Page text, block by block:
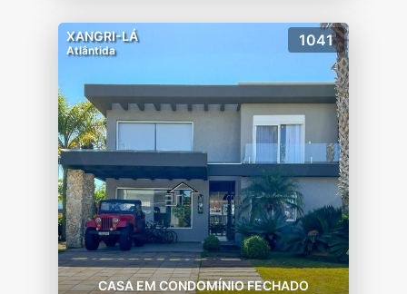
XANGRI-LÁ
Atlântida
1041
CASA EM CONDOMÍNIO FECHADO